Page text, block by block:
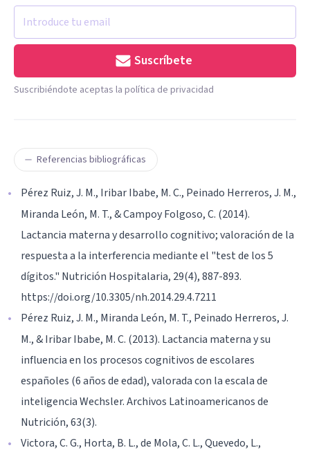
Suscríbete
Suscribiéndote aceptas la política de privacidad
Referencias bibliográficas
Pérez Ruiz, J. M., Iribar Ibabe, M. C., Peinado Herreros, J. M.,
Miranda León, M. T., & Campoy Folgoso, C. (2014).
Lactancia materna y desarrollo cognitivo; valoración de la
respuesta a la interferencia mediante el "test de los 5
dígitos." Nutrición Hospitalaria, 29(4), 887-893.
https://doi.org/10.3305/nh.2014.29.4.7211
Pérez Ruiz, J. M., Miranda León, M. T., Peinado Herreros, J.
M., & Iribar Ibabe, M. C. (2013). Lactancia materna y su
influencia en los procesos cognitivos de escolares
españoles (6 años de edad), valorada con la escala de
inteligencia Wechsler. Archivos Latinoamericanos de
Nutrición, 63(3).
Victora, C. G., Horta, B. L., de Mola, C. L., Quevedo, L.,